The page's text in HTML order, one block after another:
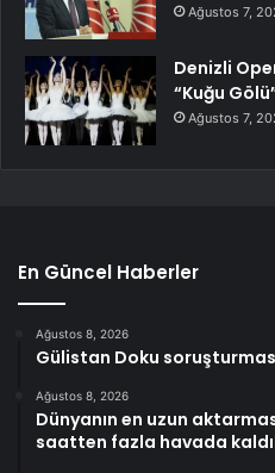
Ağustos 7,
Denizli
“Kuğu
Ağustos 7,
En Güncel Haberler
Ağustos 8, 2026
Gülistan Doku
Ağustos 8, 2026
Dünyanın en uzun
saatten fazla havada